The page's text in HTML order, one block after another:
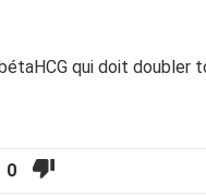
qui doit doubler
0